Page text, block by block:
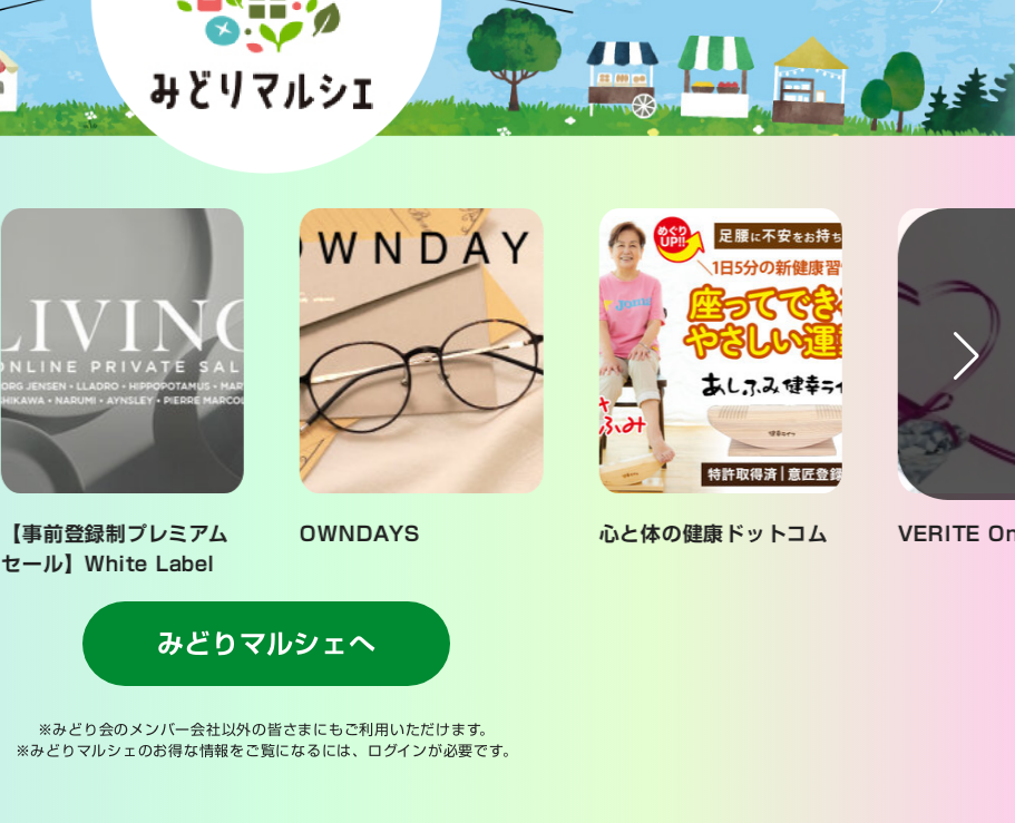
【事前登録制プレミアム
セール】White Label
OWNDAYS 心と体の健康ドットコム VERITE
みどりマルシェへ
※みどり会のメンバー会社以外の皆さまにもご利用いただけます。
※みどりマルシェのお得な情報をご覧になるには、ログインが必要です。